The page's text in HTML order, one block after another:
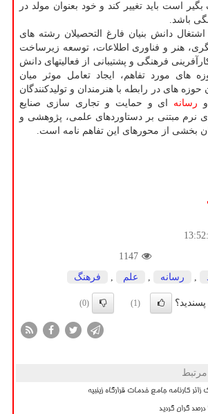
است باید تغییر کند و خود بعنوان مولد در
باشد.
دانش بنیان فارغ التحصیلان رشته های
هنر و فناوری اطلاعات، توسعه زیرساخت
فرهنگی و پشتیبانی از فعالیتهای دانش
های مورد تفاهم، ایجاد تعامل موثر میان
حوزه های در رابطه با هنرمندان و تولیدکنندگان
رسانه ای و حمایت و تجاری سازی صنایع
نرم مبتنی بر دستاوردهای علمی، پژوهشی و
بخشی از محورهای این تفاهم نامه است.
1147
رسانه علم فرهنگ
(1)
(0)